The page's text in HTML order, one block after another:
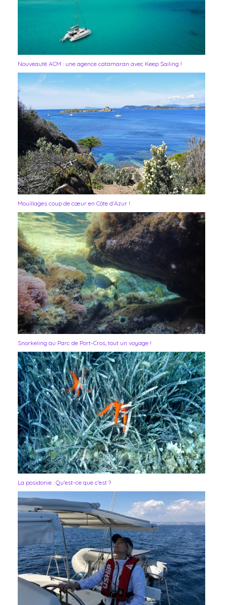
Nouveauté ACM : une agence catamaran avec Keep Sailing !
Mouillages coup de cœur en Côte d’Azur !
Snorkeling au Parc de Port-Cros, tout un voyage !
La posidonie : Qu’est-ce que c’est ?